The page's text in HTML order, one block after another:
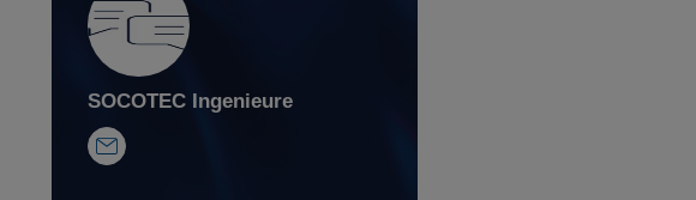
SOCOTEC Ingenieure